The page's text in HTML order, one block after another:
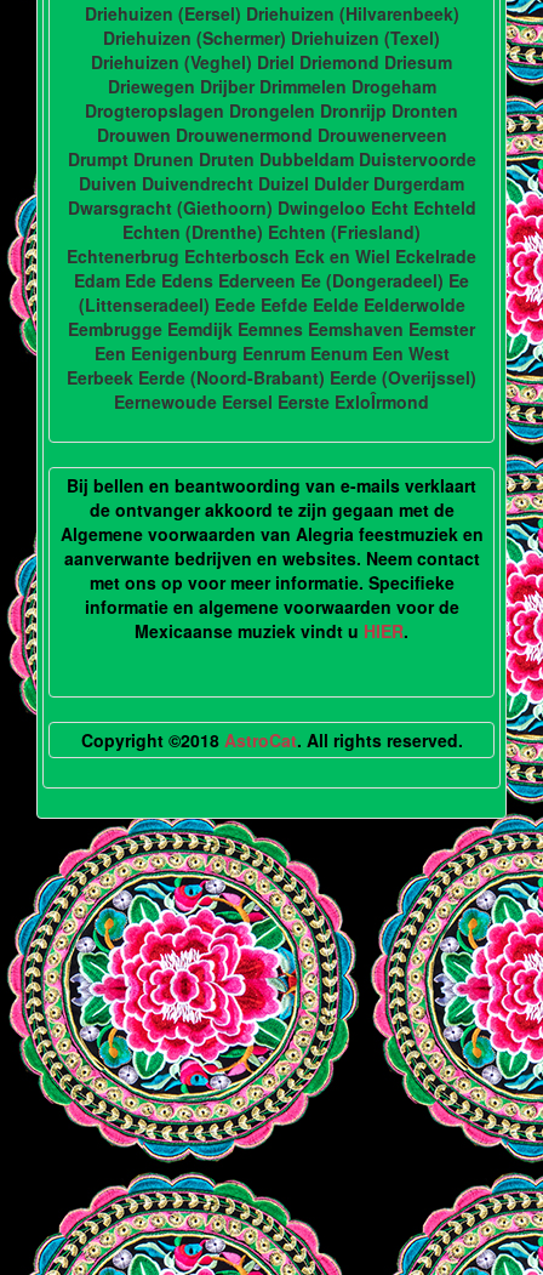
Driehuizen (Eersel) Driehuizen (Hilvarenbeek)
Driehuizen (Schermer) Driehuizen (Texel)
Driehuizen (Veghel) Driel Driemond Driesum
Driewegen Drijber Drimmelen Drogeham
Drogteropslagen Drongelen Dronrijp Dronten
Drouwen Drouwenermond Drouwenerveen
Drumpt Drunen Druten Dubbeldam Duistervoorde
Duiven Duivendrecht Duizel Dulder Durgerdam
Dwarsgracht (Giethoorn) Dwingeloo Echt Echteld
Echten (Drenthe) Echten (Friesland)
Echtenerbrug Echterbosch Eck en Wiel Eckelrade
Edam Ede Edens Ederveen Ee (Dongeradeel) Ee
(Littenseradeel) Eede Eefde Eelde Eelderwolde
Eembrugge Eemdijk Eemnes Eemshaven Eemster
Een Eenigenburg Eenrum Eenum Een West
Eerbeek Eerde (Noord-Brabant) Eerde (Overijssel)
Eernewoude Eersel Eerste ExloÎrmond
Bij bellen en beantwoording van e-mails verklaart
de ontvanger akkoord te zijn gegaan met de
Algemene voorwaarden van Alegria feestmuziek en
aanverwante bedrijven en websites. Neem contact
met ons op voor meer informatie. Specifieke
informatie en algemene voorwaarden voor de
Mexicaanse muziek vindt u HIER.
Copyright ©2018 AstroCat. All rights reserved.